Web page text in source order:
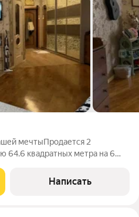
мечтыПродается 2
64.6 квадратных метра на 6
Двухуровневая подземная
Написать